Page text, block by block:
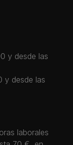
y desde las
y desde las
laborales